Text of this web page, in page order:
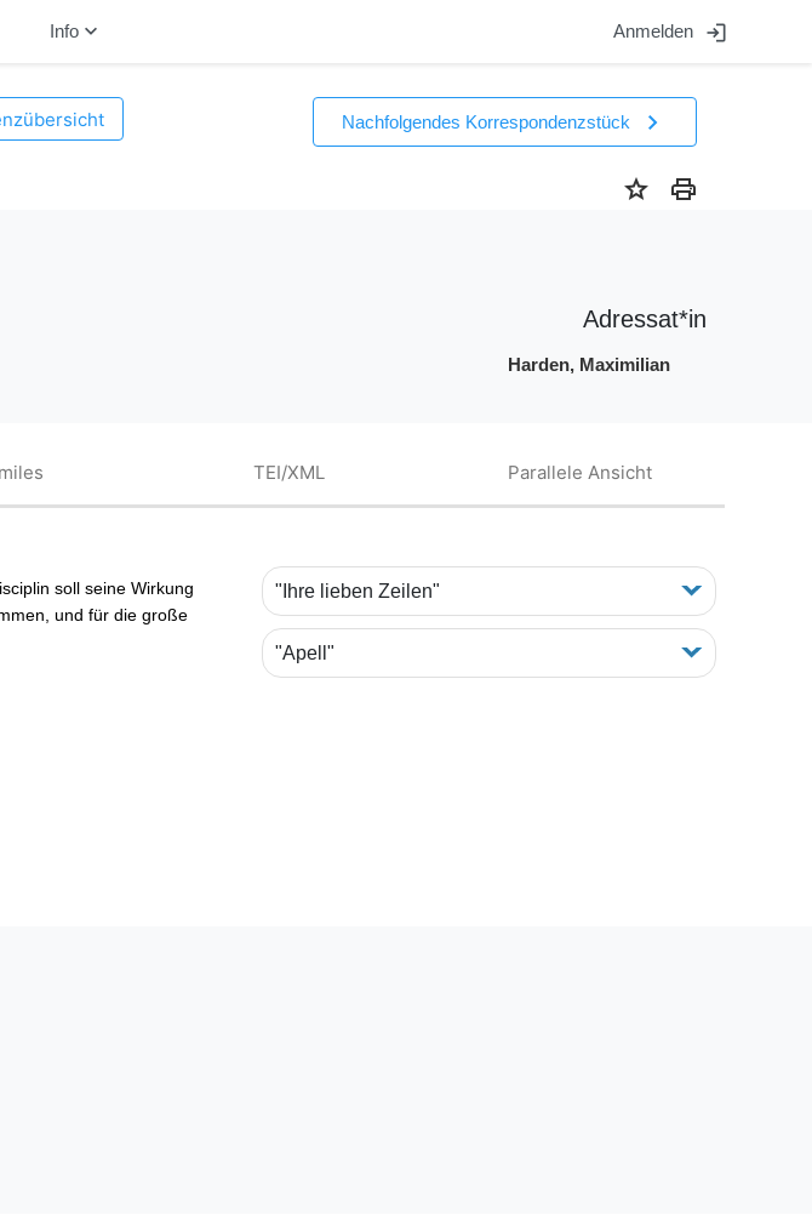
Infokeyboard_arrow_down Anmelden login
Nachfolgendes Korrespondenzstück chevron_right
star print
Adressat*in
Harden, Maximilian
TEI/XML Parallele Ansicht
soll seine Wirkung
und für die große
"Ihre lieben Zeilen"
"Apell"